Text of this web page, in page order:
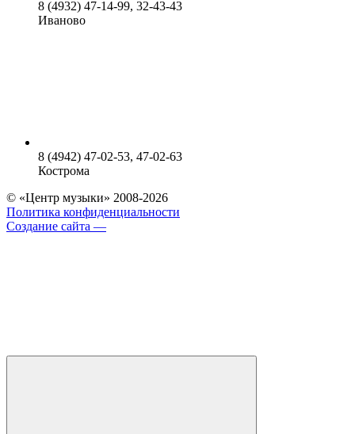
8 (4932) 47-14-99, 32-43-43
Иваново
8 (4942) 47-02-53, 47-02-63
Кострома
© «Центр музыки» 2008-2026
Политика конфиденциальности
Создание сайта —